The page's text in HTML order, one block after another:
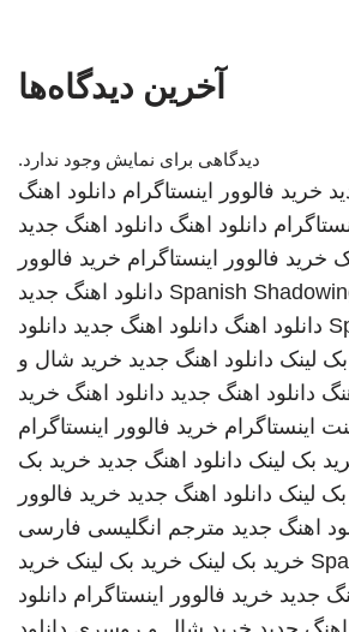
آخرین دیدگاه‌ها
دیدگاهی برای نمایش وجود ندارد.
خرید فالوور اینستاگرام دانلود اهنگ
دانلود اهنگ دانلود اهنگ جدید
خرید فالوور اینستاگرام خرید فالوور
Spanish دانلود اهنگ جدید
دانلود اهنگ دانلود اهنگ جدید دانلود
لینک دانلود اهنگ جدید خرید شال و
دانلود اهنگ جدید دانلود اهنگ خرید
اینستاگرام خرید فالوور اینستاگرام
بک لینک دانلود اهنگ جدید خرید بک
لینک دانلود اهنگ جدید خرید فالوور
اهنگ جدید مترجم انگلیسی فارسی
خرید بک لینک خرید بک لینک خرید
جدید خرید فالوور اینستاگرام دانلود